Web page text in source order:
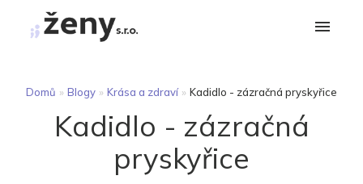
Domů » Blogy » Krása a zdraví » Kadidlo - zázračná pryskyřice
Kadidlo - zázračná
pryskyřice